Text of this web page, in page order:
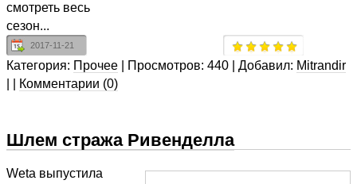
смотреть весь
сезон...
2017-11-21
Категория: Прочее Просмотров: 440 Добавил: Mitrandir
Комментарии (0)
Шлем стража Ривенделла
Weta выпустила